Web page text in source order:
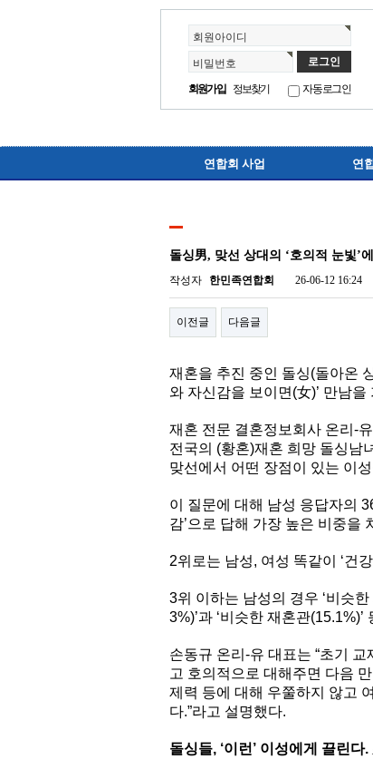
회원아이디
비밀번호
회원가입
정보찾기 자동로그인
연합회 사업 연
돌싱男, 맞선 상대의 ‘호의적 눈빛’
작성자 한민족연합회 26-06-12 16:24
이전글 다음글
재혼을 추진 중인 돌싱(돌아온
와 자신감을 보이면(女)’ 만남
재혼 전문 결혼정보회사 온리-
전국의 (황혼)재혼 희망 돌싱남
맞선에서 어떤 장점이 있는 이
이 질문에 대해 남성 응답자의
감’으로 답해 가장 높은 비중을
2위로는 남성, 여성 똑같이 ‘건
3위 이하는 남성의 경우 ‘비슷
3%)’과 ‘비슷한 재혼관(15.1%)’
손동규 온리-유 대표는 “초기
고 호의적으로 대해주면 다음
제력 등에 대해 우쭐하지 않고
다.”라고 설명했다.
돌싱들, ‘이런’ 이성에게 끌린다.